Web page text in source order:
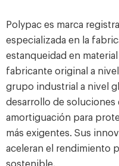
Polypac es marca
especializada en la
estanqueidad en
fabricante original a
grupo industrial a nivel
desarrollo de soluciones
amortiguación para
más exigentes. Sus
aceleran el rendimiento